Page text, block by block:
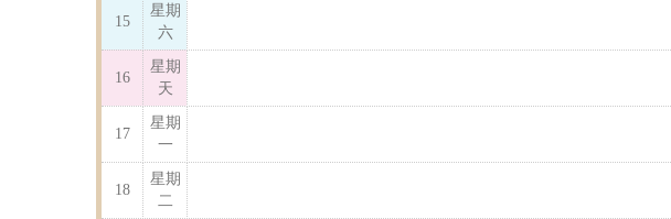
15
星期
六
16
星期
天
17
星期
一
18
星期
二